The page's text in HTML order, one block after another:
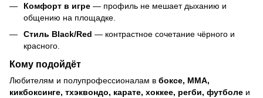
Комфорт в игре — профиль не мешает дыханию и
общению на площадке.
Стиль Black/Red — контрастное сочетание чёрного и
красного.
Кому подойдёт
Любителям и полупрофессионалам в боксе, ММА,
кикбоксинге, тхэквондо, карате, хоккее, регби, футболе и